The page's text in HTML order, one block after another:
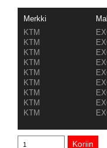
Merkki
KTM
KTM
KTM
KTM
KTM
KTM
KTM
KTM
KTM